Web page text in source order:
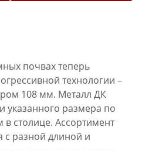
почвах теперь
технологии –
108 мм. Металл ДК
указанного размера по
столице. Ассортимент
с разной длиной и